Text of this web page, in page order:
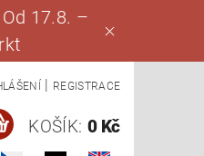
17.8. –
REGISTRACE
KOŠÍK: 0 Kč